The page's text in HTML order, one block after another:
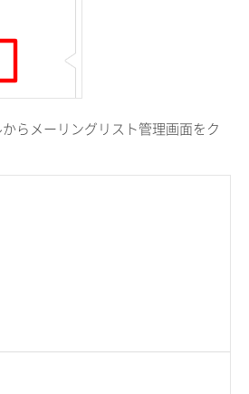
らメーリングリスト管理画面をク